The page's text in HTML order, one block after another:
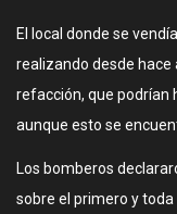
El local donde se
realizando desde
refacción, que podrían
aunque esto se
Los bomberos
sobre el primero y